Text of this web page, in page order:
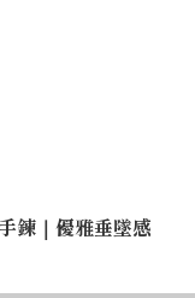
鍊｜優雅垂墜感